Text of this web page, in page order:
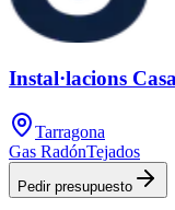
Instal·lacions
Tarragona
Gas RadónTejados
Pedir presupuesto